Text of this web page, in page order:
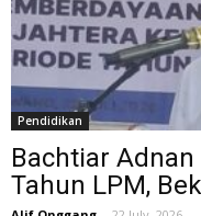
Pendidikan
Bachtiar
Tahun LPM,